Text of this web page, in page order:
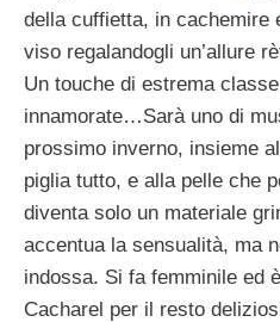
della cuffietta, in cachemire
viso regalandogli un’allure
Un touche di estrema
innamorate…Sarà uno di
prossimo inverno, insieme
piglia tutto, e alla pelle che
diventa solo un materiale
accentua la sensualità, ma
indossa. Si fa femminile ed
Cacharel per il resto